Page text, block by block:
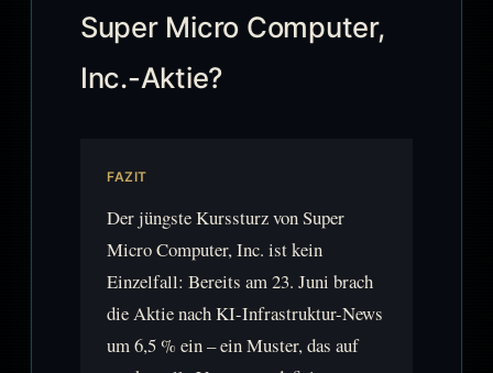
Super Micro Computer,
Inc.-Aktie?
FAZIT
Der jüngste Kurssturz von Super
Micro Computer, Inc. ist kein
Einzelfall: Bereits am 23. Juni brach
die Aktie nach KI-Infrastruktur-News
um 6,5 % ein – ein Muster, das auf